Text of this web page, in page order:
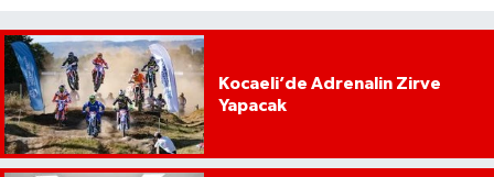
Kocaeli’de Adrenalin Zirve
Yapacak